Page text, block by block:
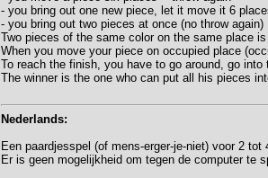
- you bring out one new piece, let it move it 6
- you bring out two pieces at once (no throw again)
Two pieces of the same color on the same place
When you move your piece on occupied place
To reach the finish, you have to go around, go
The winner is the one who can put all his pieces
Nederlands:
Een paardjesspel (of mens-erger-je-niet) voor 2 tot
Er is geen mogelijkheid om tegen de computer te